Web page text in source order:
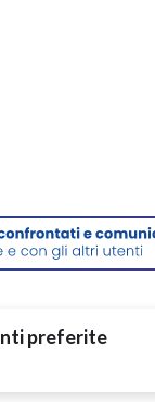
preferite